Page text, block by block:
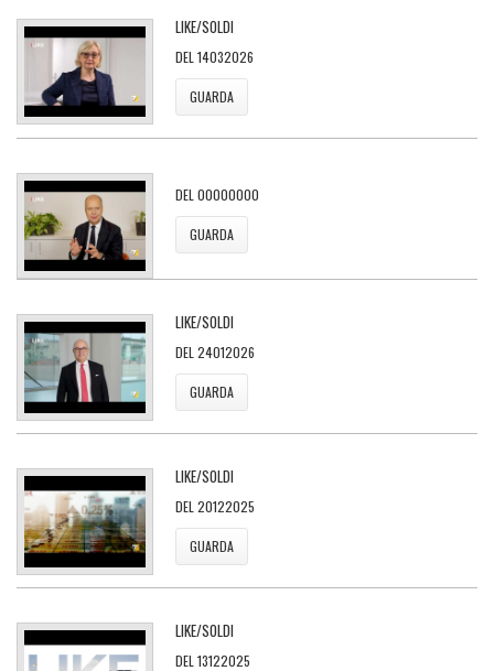
LIKE/SOLDI
DEL 14032026
GUARDA
DEL 00000000
GUARDA
LIKE/SOLDI
DEL 24012026
GUARDA
LIKE/SOLDI
DEL 20122025
GUARDA
LIKE/SOLDI
DEL 13122025